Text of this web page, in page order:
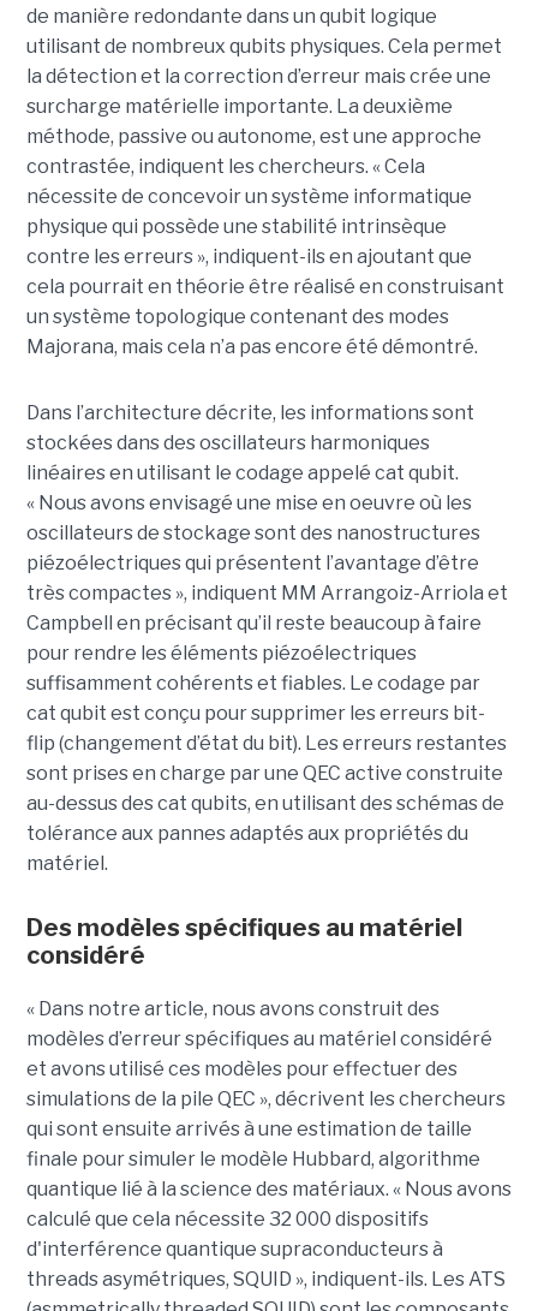
de manière redondante dans un qubit logique
utilisant de nombreux qubits physiques. Cela permet
la détection et la correction d’erreur mais crée une
surcharge matérielle importante. La deuxième
méthode, passive ou autonome, est une approche
contrastée, indiquent les chercheurs. « Cela
nécessite de concevoir un système informatique
physique qui possède une stabilité intrinsèque
contre les erreurs », indiquent-ils en ajoutant que
cela pourrait en théorie être réalisé en construisant
un système topologique contenant des modes
Majorana, mais cela n’a pas encore été démontré.
Dans l’architecture décrite, les informations sont
stockées dans des oscillateurs harmoniques
linéaires en utilisant le codage appelé cat qubit.
« Nous avons envisagé une mise en oeuvre où les
oscillateurs de stockage sont des nanostructures
piézoélectriques qui présentent l’avantage d’être
très compactes », indiquent MM Arrangoiz-Arriola et
Campbell en précisant qu’il reste beaucoup à faire
pour rendre les éléments piézoélectriques
suffisamment cohérents et fiables. Le codage par
cat qubit est conçu pour supprimer les erreurs bit-
flip (changement d’état du bit). Les erreurs restantes
sont prises en charge par une QEC active construite
au-dessus des cat qubits, en utilisant des schémas de
tolérance aux pannes adaptés aux propriétés du
matériel.
Des modèles spécifiques au matériel
considéré
« Dans notre article, nous avons construit des
modèles d’erreur spécifiques au matériel considéré
et avons utilisé ces modèles pour effectuer des
simulations de la pile QEC », décrivent les chercheurs
qui sont ensuite arrivés à une estimation de taille
finale pour simuler le modèle Hubbard, algorithme
quantique lié à la science des matériaux. « Nous avons
calculé que cela nécessite 32 000 dispositifs
d'interférence quantique supraconducteurs à
threads asymétriques, SQUID », indiquent-ils. Les ATS